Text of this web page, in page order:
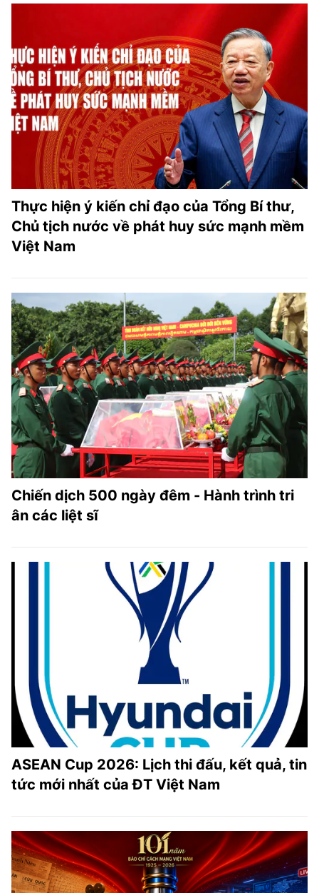
Thực hiện ý kiến chỉ đạo của Tổng Bí thư,
Chủ tịch nước về phát huy sức mạnh mềm
Việt Nam
Chiến dịch 500 ngày đêm - Hành trình tri
ân các liệt sĩ
ASEAN Cup 2026: Lịch thi đấu, kết quả, tin
tức mới nhất của ĐT Việt Nam